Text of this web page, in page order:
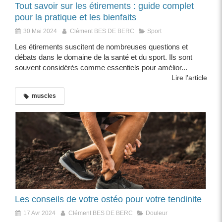
Tout savoir sur les étirements : guide complet
pour la pratique et les bienfaits
30 Mai 2024 Clément BES DE BERC Sport
Les étirements suscitent de nombreuses questions et
débats dans le domaine de la santé et du sport. Ils sont
souvent considérés comme essentiels pour amélior...
Lire l'article
muscles
Les conseils de votre ostéo pour votre tendinite
17 Avr 2024 Clément BES DE BERC Douleur